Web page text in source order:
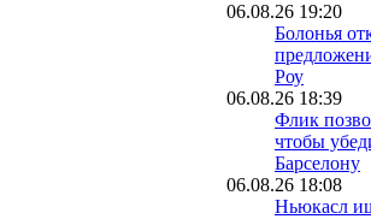
06.08.26 19:20
Болонья
Роу
06.08.26 18:39
Флик
чтобы
Барселону
06.08.26 18:08
Ньюкасл